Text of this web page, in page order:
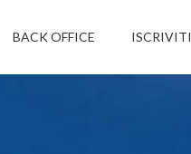
BACK OFFICE ISCRIVITI